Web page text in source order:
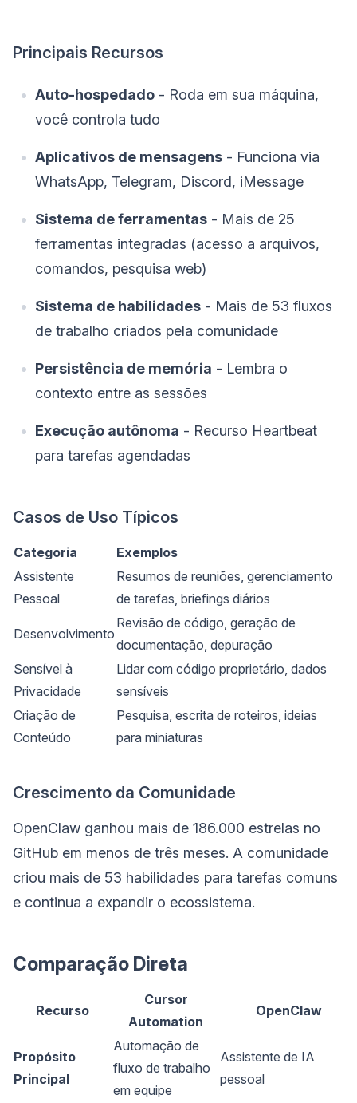
Principais Recursos
Auto-hospedado - Roda em sua máquina,
você controla tudo
Aplicativos de mensagens - Funciona via
WhatsApp, Telegram, Discord, iMessage
Sistema de ferramentas - Mais de 25
ferramentas integradas (acesso a arquivos,
comandos, pesquisa web)
Sistema de habilidades - Mais de 53 fluxos
de trabalho criados pela comunidade
Persistência de memória - Lembra o
contexto entre as sessões
Execução autônoma - Recurso Heartbeat
para tarefas agendadas
Casos de Uso Típicos
Categoria
Exemplos
Assistente
Pessoal
Resumos de reuniões, gerenciamento
de tarefas, briefings diários
Desenvolvimento
Revisão de código, geração de
documentação, depuração
Sensível à
Privacidade
Lidar com código proprietário, dados
sensíveis
Criação de
Conteúdo
Pesquisa, escrita de roteiros, ideias
para miniaturas
Crescimento da Comunidade
OpenClaw ganhou mais de 186.000 estrelas no
GitHub em menos de três meses. A comunidade
criou mais de 53 habilidades para tarefas comuns
e continua a expandir o ecossistema.
Comparação Direta
Recurso
Cursor
Automation
OpenClaw
Propósito
Principal
Automação de
fluxo de trabalho
em equipe
Assistente de IA
pessoal